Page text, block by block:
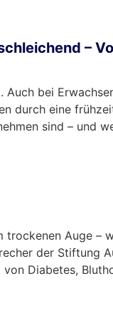
–
bei
durch eine
sind – und
Auge –
der Stiftung
Diabetes,